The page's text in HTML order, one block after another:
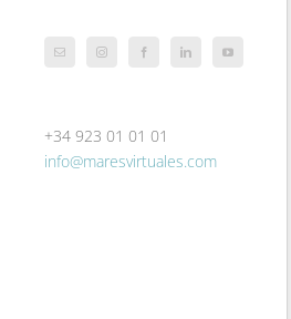
Correo
InstagramFacebookLinkedIn YouTube
+34 923 01 01 01
info@maresvirtuales.com